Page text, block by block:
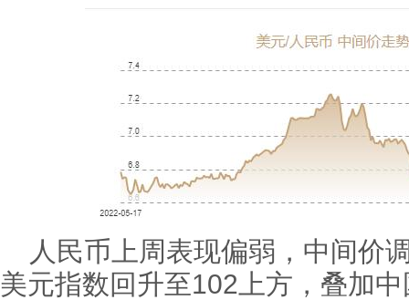
人民币上周表现偏弱，中间价
美元指数回升至102上方，叠加